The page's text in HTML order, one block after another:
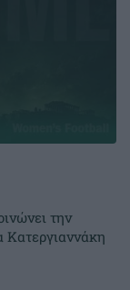
την
Κατεργιαννάκη